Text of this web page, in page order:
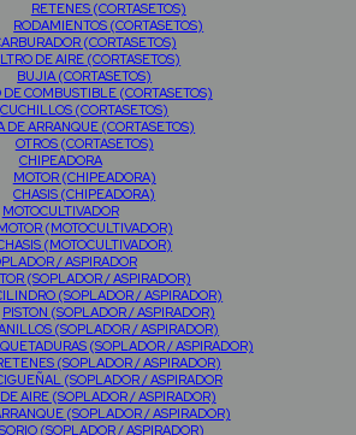
RETENES (CORTASETOS)
RODAMIENTOS (CORTASETOS)
(CORTASETOS)
DE AIRE (CORTASETOS)
BUJIA (CORTASETOS)
DE COMBUSTIBLE (CORTASETOS)
CUCHILLOS (CORTASETOS)
DE ARRANQUE (CORTASETOS)
OTROS (CORTASETOS)
CHIPEADORA
MOTOR (CHIPEADORA)
CHASIS (CHIPEADORA)
MOTOCULTIVADOR
(MOTOCULTIVADOR)
(MOTOCULTIVADOR)
/ ASPIRADOR
(SOPLADOR / ASPIRADOR)
(SOPLADOR / ASPIRADOR)
PISTON (SOPLADOR / ASPIRADOR)
(SOPLADOR / ASPIRADOR)
(SOPLADOR / ASPIRADOR)
(SOPLADOR / ASPIRADOR)
(SOPLADOR / ASPIRADOR
AIRE (SOPLADOR / ASPIRADOR)
(SOPLADOR / ASPIRADOR)
(SOPLADOR / ASPIRADOR)